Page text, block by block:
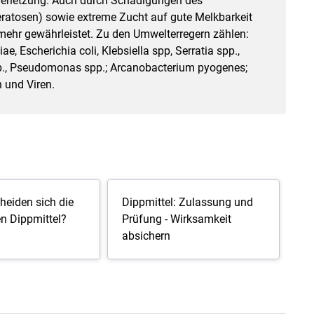
sowie extreme Zucht auf gute Melkbarkeit
gewährleistet. Zu den Umwelterregern zählen:
Escherichia coli, Klebsiella spp, Serratia spp.,
Pseudomonas spp.; Arcanobacterium pyogenes;
und Viren.
sich die
Dippmittel?
Dippmittel: Zulassung und
Prüfung - Wirksamkeit
absichern